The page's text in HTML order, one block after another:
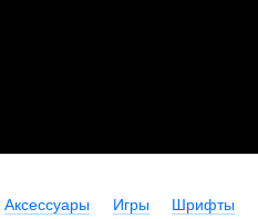
Аксессуары Игры Шрифты